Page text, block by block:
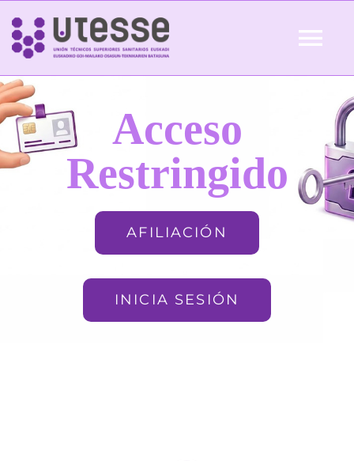
Skip
content
Inicio
QUIÉNES SOMOS Acceso
Restringido
AFILIACIÓN
INICIA SESIÓN